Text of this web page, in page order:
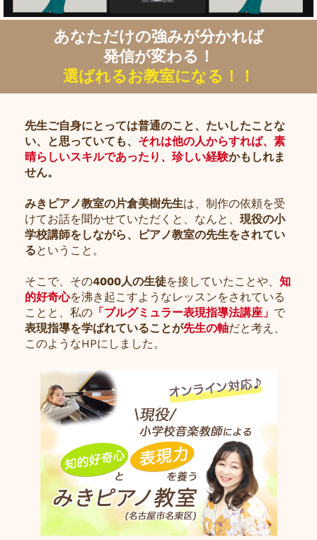
あなただけの強みが分かれば
発信が変わる！
選ばれるお教室になる！！
先生ご自身にとっては普通のこと、たいしたことな
い、と思っていても、 それは他の人からすれば、素
晴らしいスキルであったり、珍しい経験かもしれま
せん。
みきピアノ教室の片倉美樹先生は、制作の依頼を受
けてお話を聞かせていただくと、なんと、 現役の小
学校講師をしながら、ピアノ教室の先生をされてい
るということ。
そこで、その4000人の生徒を接していたことや、 知
的好奇心を沸き起こすようなレッスンをされている
ことと、私の 「ブルグミュラー表現指導法講座」 で
表現指導を学ばれていることが先生の軸だと考え、
このようなHPにしました。